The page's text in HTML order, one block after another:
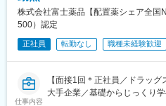
株式会社富士薬品【配置薬シェア全国
500）認定
正社員 転勤なし 職種未経験歓迎
仕事内容
【面接1回＊正社員／ドラッ
大手企業／基礎からじっくり